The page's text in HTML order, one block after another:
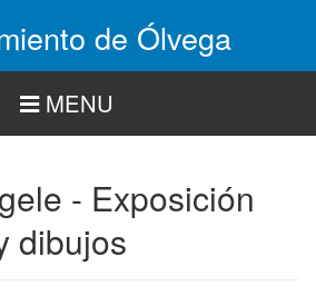
de Ólvega
MENU
- Exposición
dibujos